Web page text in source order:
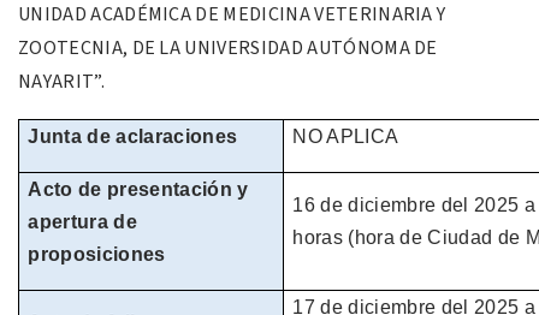
UNIDAD ACADÉMICA DE MEDICINAVETERINARIA Y
ZOOTECNIA, DE LAUNIVERSIDAD AUTÓNOMA DE
NAYARIT”.
Junta de aclaraciones NO APLICA
Acto de presentación y
apertura de
proposiciones
16 dediciembre del 2025 a
horas (hora deCiudad de
17 de diciembre del 2025 a